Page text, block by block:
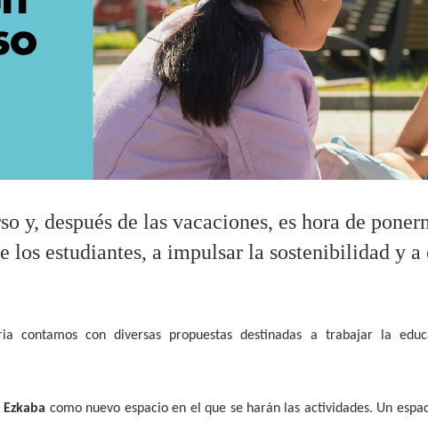
y, después de las vacaciones, es hora de
los estudiantes, a impulsar la sostenibilidad y
contamos con diversas propuestas destinadas a trabajar la
como nuevo espacio en el que se harán las actividades. Un